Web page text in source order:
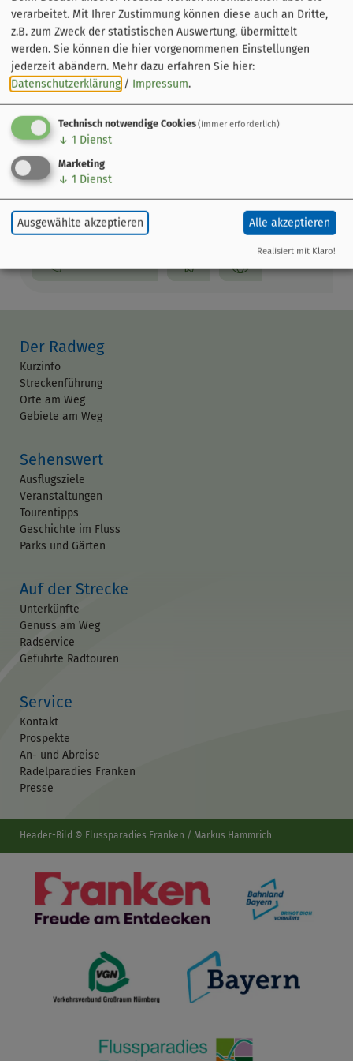
e-motion e-Bike Premium-Shop Nürnberg
Herpersdorf
An der Radrunde 142
90455 Nürnberg
Der Radweg
Kurzinfo
Streckenführung
Orte am Weg
Gebiete am Weg
Sehenswert
Ausflugsziele
Veranstaltungen
Tourentipps
Geschichte im Fluss
Parks und Gärten
Auf der Strecke
Unterkünfte
Genuss am Weg
Radservice
Geführte Radtouren
Service
Kontakt
Prospekte
An- und Abreise
Radelparadies Franken
Presse
Header-Bild © Flussparadies Franken / Markus Hammrich
verarbeitet. Mit Ihrer Zustimmung können diese auch an Dritte,
z.B. zum Zweck der statistischen Auswertung, übermittelt
werden. Sie können die hier vorgenommenen Einstellungen
jederzeit abändern. Mehr dazu erfahren Sie hier:
Datenschutzerklärung / Impressum.
Technisch notwendige Cookies(immer erforderlich)
↓ 1 Dienst
Marketing
↓ 1 Dienst
Ausgewählte akzeptieren Alle akzeptieren
Realisiert mit Klaro!